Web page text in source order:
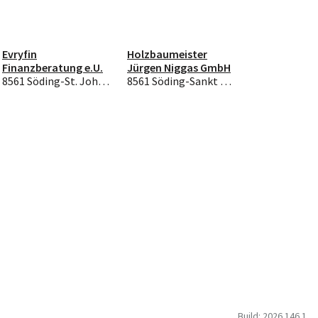
Evryfin
Finanzberatung e.U.
8561 Söding-St. Johann
Holzbaumeister
Jürgen Niggas GmbH
8561 Söding-Sankt Johann